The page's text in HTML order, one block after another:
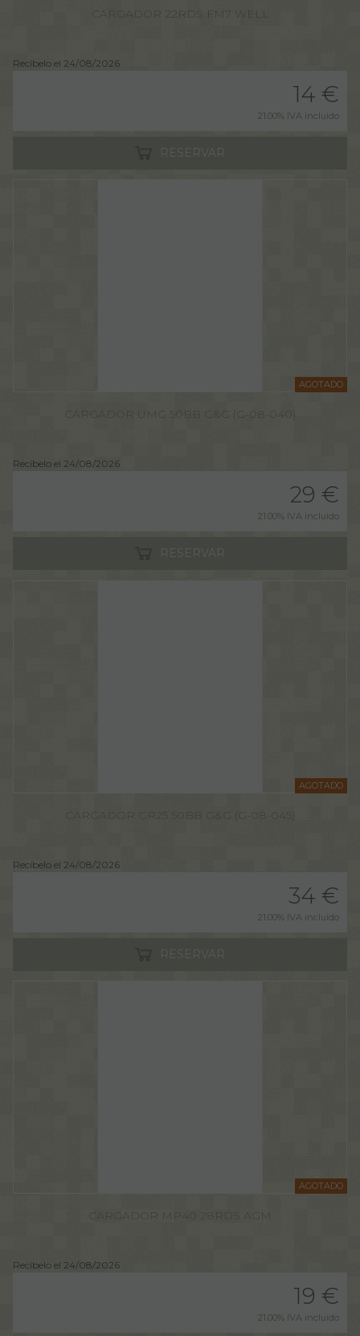
CARGADOR 22RDS FM7 WELL
Recíbelo el 24/08/2026
14 €
21.00% IVA incluido
RESERVAR
AGOTADO
CARGADOR UMG 50BB G&G (G-08-040)
Recíbelo el 24/08/2026
29 €
21.00% IVA incluido
RESERVAR
AGOTADO
CARGADOR GR25 50BB G&G (G-08-045)
Recíbelo el 24/08/2026
34 €
21.00% IVA incluido
RESERVAR
AGOTADO
CARGADOR MP40 28RDS AGM
Recíbelo el 24/08/2026
19 €
21.00% IVA incluido